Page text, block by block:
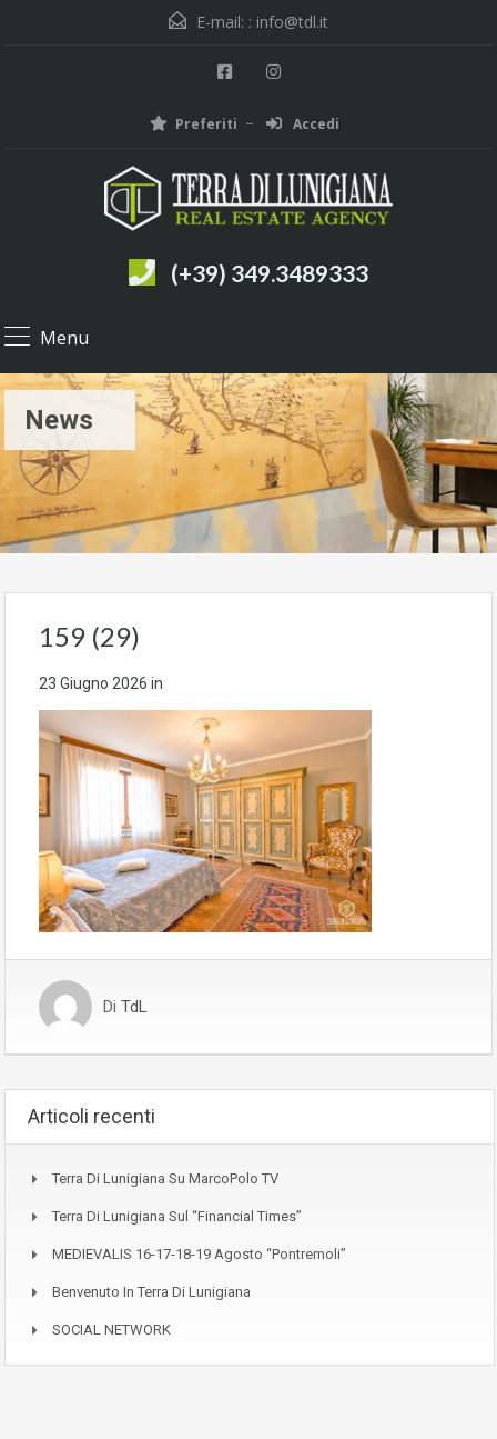
E-mail: : info@tdl.it
Preferiti Accedi
(+39) 349.3489333
Menu
News
159 (29)
23 Giugno 2026 in
Di TdL
Articoli recenti
Terra Di Lunigiana Su MarcoPolo TV
Terra Di Lunigiana Sul “Financial Times”
MEDIEVALIS 16-17-18-19 Agosto “Pontremoli”
Benvenuto In Terra Di Lunigiana
SOCIAL NETWORK